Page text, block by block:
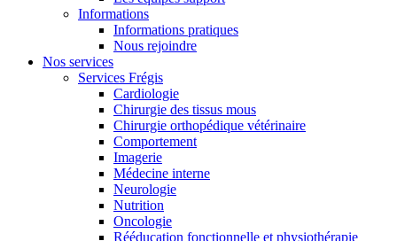
Informations
Informations pratiques
Nous rejoindre
Nos services
Services Frégis
Cardiologie
Chirurgie des tissus mous
Chirurgie orthopédique vétérinaire
Comportement
Imagerie
Médecine interne
Neurologie
Nutrition
Oncologie
Rééducation fonctionnelle et physiothérapie